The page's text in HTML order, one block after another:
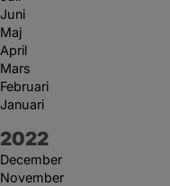
Juni
Maj
April
Mars
Februari
Januari
År:
2022
December
November